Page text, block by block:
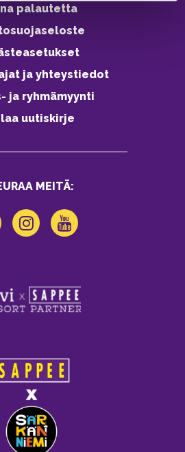
palautetta
ja yhteystiedot
ja ryhmämyynti
uutiskirje
MEITÄ: